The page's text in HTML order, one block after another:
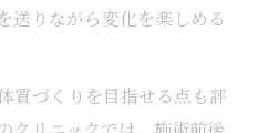
送りながら変化を楽しめる
質づくりを目指せる点も評